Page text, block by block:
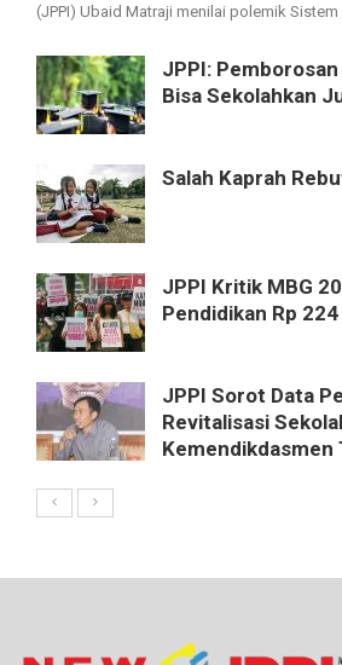
(JPPI) Ubaid Matraji menilai polemik Sistem
JPPI: Pemborosan
Bisa Sekolahkan
Salah Kaprah
JPPI Kritik MBG
Pendidikan Rp
JPPI Sorot Data
Revitalisasi
Kemendikdasmen